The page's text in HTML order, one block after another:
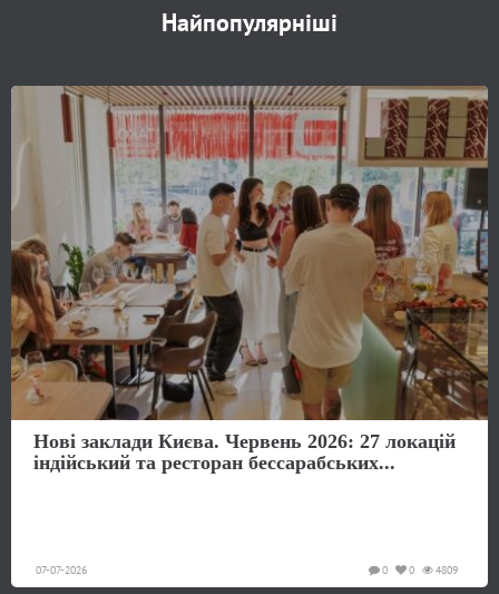
Найпопулярніші
Нові заклади Києва. Червень 2026: 27 локацій
індійський та ресторан бессарабських...
07-07-2026 4809
0
0